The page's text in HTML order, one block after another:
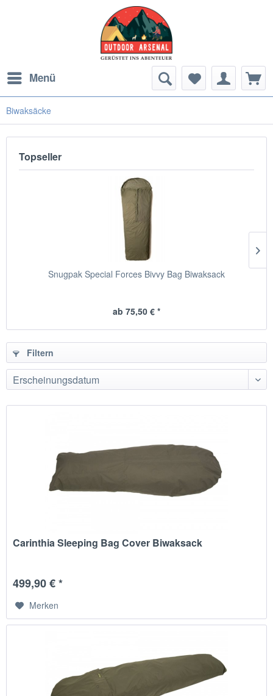
Menü
Biwaksäcke
Topseller
Snugpak Special Forces Bivvy Bag Biwaksack
ab 75,50 € *
Filtern
Carinthia Sleeping Bag Cover Biwaksack
499,90 € *
Merken